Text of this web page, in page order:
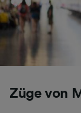
Züge von
Liste der